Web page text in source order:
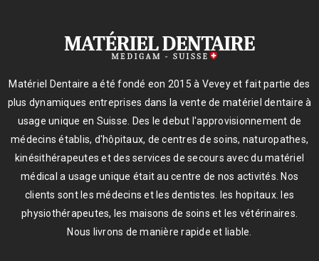
Matériel Dentaire a été fondé eon 2015 à Vevey et fait partie des
plus dynamiques entreprises dans la vente de matériel dentaire à
usage unique en Suisse. Des le debut l'approvisionnement de
médecins établis, d'hôpitaux, de centres de soins, naturopathes,
kinésithérapeutes et des services de secours avec du matériel
médical a usage unique était au centre de nos activités. Nos
clients sont les médecins et les dentistes. les hopitaux. les
physiothérapeutes, les maisons de soins et les vétérinaires.
Nous livrons de manière rapide et liable.